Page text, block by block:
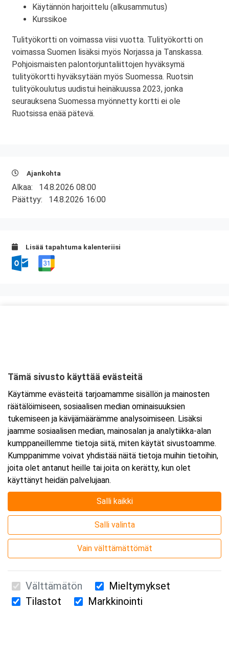
Käytännön harjoittelu (alkusammutus)
Kurssikoe
Tulityökortti on voimassa viisi vuotta. Tulityökortti on
voimassa Suomen lisäksi myös Norjassa ja Tanskassa.
Pohjoismaisten palontorjuntaliittojen hyväksymä
tulityökortti hyväksytään myös Suomessa. Ruotsin
tulityökoulutus uudistui heinäkuussa 2023, jonka
seurauksena Suomessa myönnetty kortti ei ole
Ruotsissa enää pätevä.
Ajankohta
Alkaa: 14.8.2026 08:00
Päättyy: 14.8.2026 16:00
Lisää tapahtuma kalenteriisi
Tarkempi kartta ja ajo-ohjeet
Suomen Ensiapukoulutus Oy / Valimotie 21 / 00380 Helsinki
Tämä sivusto käyttää evästeitä
Käytämme evästeitä tarjoamamme sisällön ja mainosten
räätälöimiseen, sosiaalisen median ominaisuuksien
tukemiseen ja kävijämäärämme analysoimiseen. Lisäksi
jaamme sosiaalisen median, mainosalan ja analytiikka-alan
kumppaneillemme tietoja siitä, miten käytät sivustoamme.
Kumppanimme voivat yhdistää näitä tietoja muihin tietoihin,
joita olet antanut heille tai joita on kerätty, kun olet
käyttänyt heidän palvelujaan.
Salli kaikki
Salli valinta
Vain välttämättömät
Välttämätön
Mieltymykset
Tilastot
Markkinointi